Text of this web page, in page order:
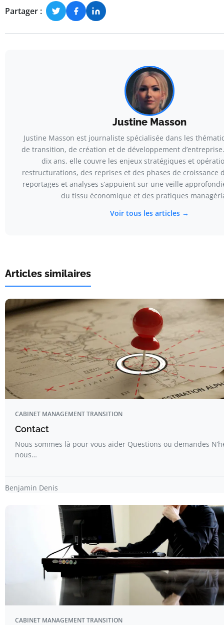
Partager :
Justine Masson
Justine Masson est journaliste spécialisée dans les
de transition, de création et de développement
dix ans, elle couvre les enjeux stratégiques et
restructurations, des reprises et des phases de croissance
reportages et analyses s’appuient sur une veille
du tissu économique et des pratiques
Voir tous les articles →
Articles similaires
CABINET MANAGEMENT TRANSITION
Contact
Nous sommes là pour vous aider Questions ou demandes
nous…
Benjamin Denis
CABINET MANAGEMENT TRANSITION